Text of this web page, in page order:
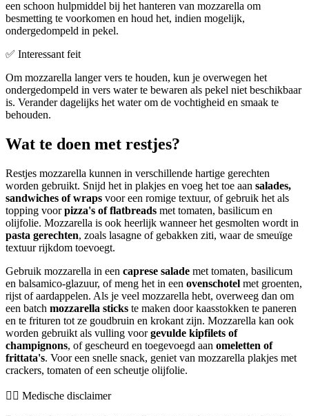
een schoon hulpmiddel bij het hanteren van mozzarella om
besmetting te voorkomen en houd het, indien mogelijk,
ondergedompeld in pekel.
✅ Interessant feit
Om mozzarella langer vers te houden, kun je overwegen het
ondergedompeld in vers water te bewaren als pekel niet beschikbaar
is. Verander dagelijks het water om de vochtigheid en smaak te
behouden.
Wat te doen met restjes?
Restjes mozzarella kunnen in verschillende hartige gerechten
worden gebruikt. Snijd het in plakjes en voeg het toe aan salades,
sandwiches of wraps voor een romige textuur, of gebruik het als
topping voorpizza's of flatbreads met tomaten, basilicum en
olijfolie. Mozzarella is ook heerlijk wanneer het gesmolten wordt in
pasta gerechten, zoals lasagne of gebakken ziti, waar de smeuïge
textuur rijkdom toevoegt.
Gebruik mozzarella in een caprese salade met tomaten, basilicum
en balsamico-glazuur, of meng het in een ovenschotel met groenten,
rijst of aardappelen. Als je veel mozzarella hebt, overweeg dan om
een batch mozzarella sticks te maken door kaasstokken te paneren
en te frituren tot ze goudbruin en krokant zijn. Mozzarella kan ook
worden gebruikt als vulling voorgevulde kipfilets of
champignons, of gescheurd en toegevoegd aan omeletten of
frittata's. Voor een snelle snack, geniet van mozzarella plakjes met
crackers, tomaten of een scheutje olijfolie.
👨‍⚕️️ Medische disclaimer